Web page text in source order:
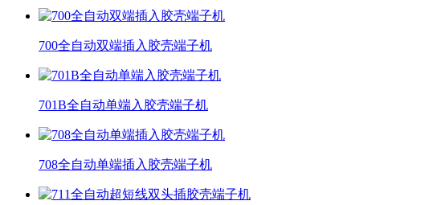
700全自动双端插入胶壳端子机
701B全自动单端入胶壳端子机
708全自动单端插入胶壳端子机